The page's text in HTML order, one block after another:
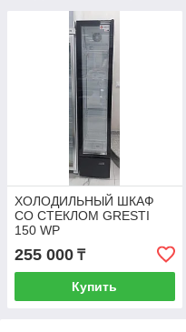
ХОЛОДИЛЬНЫЙ ШКАФ
СО СТЕКЛОМ GRESTI
150 WP
255 000 ₸
Купить